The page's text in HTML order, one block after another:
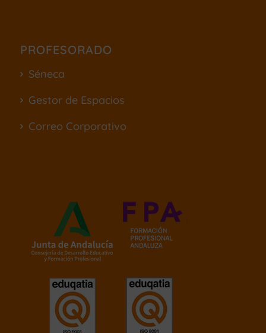
PROFESORADO
Séneca
Gestor de Espacios
Correo Corporativo